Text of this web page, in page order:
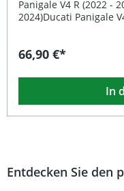
(Download-Link)
Panigale V4 R (2022 -
2024)Ducati Panigale
sportliches Design zu
montiert – es sind
notwendig. Der
ohne serienmäßige
Das markante
Flugzeugqualität und
maximale
66,90 €*
In
Entdecken Sie den